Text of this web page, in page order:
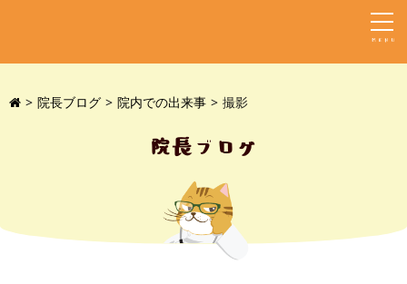
MENU
院長ブログ 院内での出来事 撮影
院長ブログ